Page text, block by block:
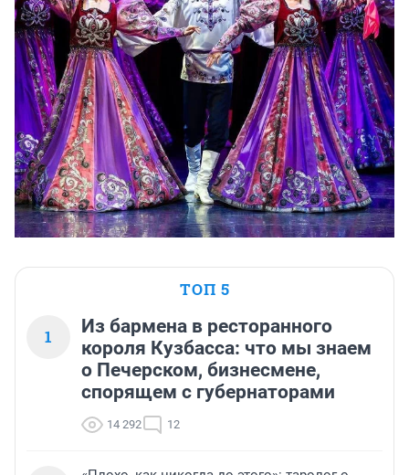
ТОП 5
1
Из бармена в ресторанного
короля Кузбасса: что мы знаем
о Печерском, бизнесмене,
спорящем с губернаторами
14 292 12